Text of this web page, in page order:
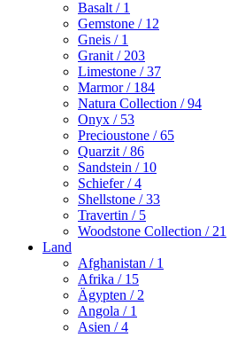
Basalt / 1
Gemstone / 12
Gneis / 1
Granit / 203
Limestone / 37
Marmor/ 184
Natura Collection / 94
Onyx / 53
Precioustone / 65
Quarzit / 86
Sandstein / 10
Schiefer/ 4
Shellstone / 33
Travertin / 5
Woodstone Collection / 21
Land
Afghanistan / 1
Afrika / 15
Ägypten / 2
Angola / 1
Asien / 4